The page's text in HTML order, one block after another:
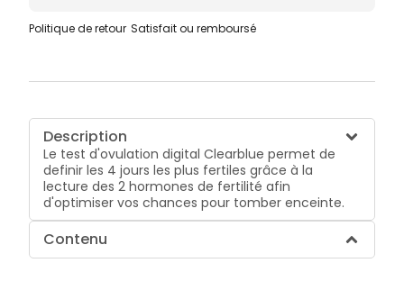
Politique de retour Satisfait ou remboursé
Description
Le test d'ovulation digital Clearblue permet de
definir les 4 jours les plus fertiles grâce à la
lecture des 2 hormones de fertilité afin
d'optimiser vos chances pour tomber enceinte.
Contenu